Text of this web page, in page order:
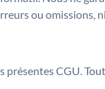
ou
CGU.